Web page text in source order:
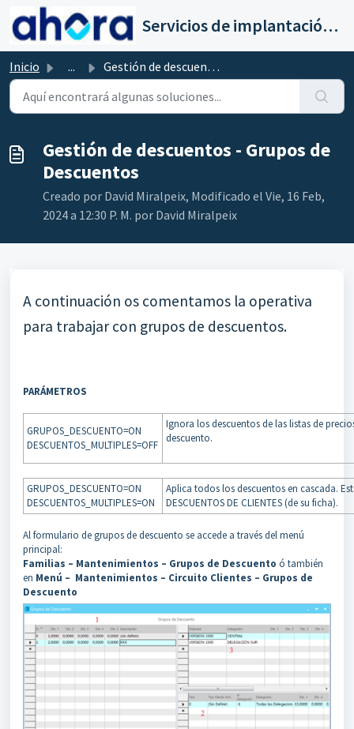
Saltar al contenido principal
Servicios de implantación a clientes de Ahora
Inicio ... Gestión de descuentos - Grupos de Descuentos
Gestión de descuentos - Grupos de
Descuentos
Creado por David Miralpeix, Modificado el Vie, 16 Feb,
2024 a 12:30 P. M. por David Miralpeix
A continuación os comentamos la operativa
para trabajar con grupos de descuentos.
PARÁMETROS
GRUPOS_DESCUENTO=ON
DESCUENTOS_MULTIPLES=OFF
Ignora los descuentos de las listas de
descuento.
GRUPOS_DESCUENTO=ON
DESCUENTOS_MULTIPLES=ON
Aplica todos los descuentos en cascada.
DESCUENTOS DE CLIENTES (de su ficha).
Al formulario de grupos de descuento se accede a través del menú
principal:
Familias – Mantenimientos – Grupos de Descuento ó también
en Menú – Mantenimientos – Circuito Clientes – Grupos de
Descuento